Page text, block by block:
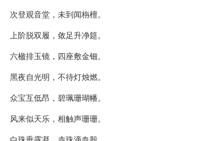
次登观音堂，未到闻栴檀。
上阶脱双履，敛足升净筵。
六楹排玉镜，四座敷金钿。
黑夜自光明，不待灯烛燃。
众宝互低昂，碧珮珊瑚幡。
风来似天乐，相触声珊珊。